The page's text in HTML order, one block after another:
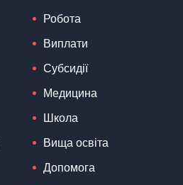
Робота
Виплати
Субсидії
Медицина
Школа
Вища освіта
Допомога